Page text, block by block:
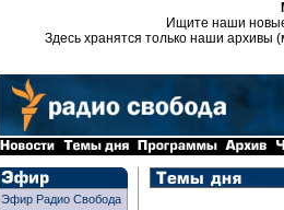
Ищите наши
Здесь хранятся только наши архивы
Эфир Радио Свобода